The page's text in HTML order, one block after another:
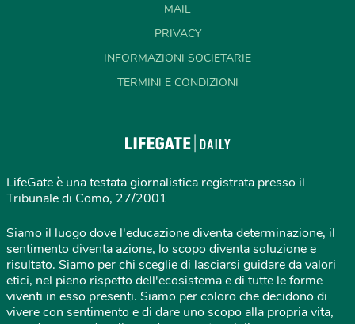
MAIL
PRIVACY
INFORMAZIONI SOCIETARIE
TERMINI E CONDIZIONI
LifeGate è una testata giornalistica registrata presso il
Tribunale di Como, 27/2001
Siamo il luogo dove l'educazione diventa determinazione, il
sentimento diventa azione, lo scopo diventa soluzione e
risultato. Siamo per chi sceglie di lasciarsi guidare da valori
etici, nel pieno rispetto dell'ecosistema e di tutte le forme
viventi in esso presenti. Siamo per coloro che decidono di
vivere con sentimento e di dare uno scopo alla propria vita,